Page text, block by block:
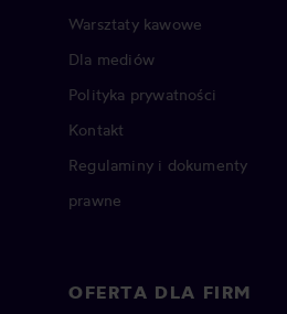
Warsztaty kawowe
Dla mediów
Polityka prywatności
Kontakt
Regulaminy i dokumenty
prawne
OFERTA DLA FIRM